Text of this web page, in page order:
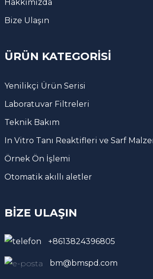
Hakkımızda
Bize Ulaşın
ÜRÜN KATEGORISI
Yenilikçi Ürün Serisi
Laboratuvar Filtreleri
Teknik Bakım
In Vitro Tanı Reaktifleri ve Sarf
Örnek Ön İşlemi
Otomatik akıllı aletler
BIZE ULAŞIN
+8613824396805
bm@bmspd.com